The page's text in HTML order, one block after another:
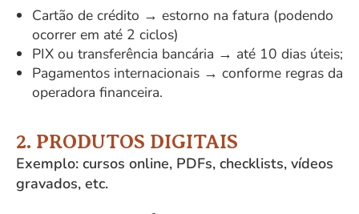
Cartão de crédito → estorno na fatura (podendo
ocorrer em até 2 ciclos)
PIX ou transferência bancária → até 10 dias úteis;
Pagamentos internacionais → conforme regras da
operadora financeira.
2. PRODUTOS DIGITAIS
Exemplo: cursos online, PDFs, checklists, vídeos
gravados, etc.